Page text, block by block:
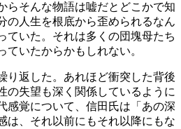
そんな物語は嘘だとどこかで知
の人生を根底から歪められるなん
ていた。それは多くの団塊母たち
ていたからかもしれない。
返した。あれほど衝突した背後
の失望も深く関係しているように
感覚について、信田氏は「あの深
は、それ以前にもそれ以降にもな